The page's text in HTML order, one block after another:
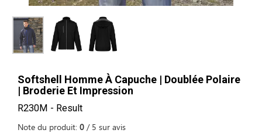
Softshell Homme À Capuche | Doublée Polaire
| Broderie Et Impression
R230M - Result
Note du produit: 0 / 5 sur avis